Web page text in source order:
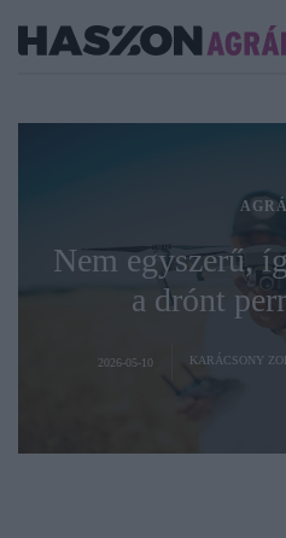
Nem egyszerű,
a drónt
2026-05-10 KARÁCSONY